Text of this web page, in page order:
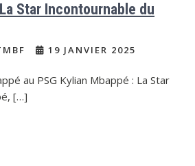
Star Incontournable du
19 JANVIER 2025
au PSG Kylian Mbappé : La Star
[…]